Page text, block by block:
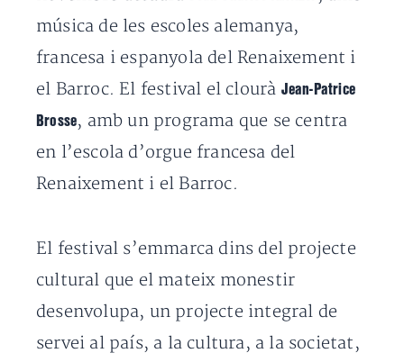
música de les escoles alemanya,
francesa i espanyola del Renaixement i
el Barroc. El festival el clourà Jean-Patrice
Brosse, amb un programa que se centra
en l’escola d’orgue francesa del
Renaixement i el Barroc.
El festival s’emmarca dins del projecte
cultural que el mateix monestir
desenvolupa, un projecte integral de
servei al país, a la cultura, a la societat,